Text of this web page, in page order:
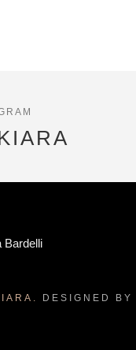
Bardelli
DESIGNED BY